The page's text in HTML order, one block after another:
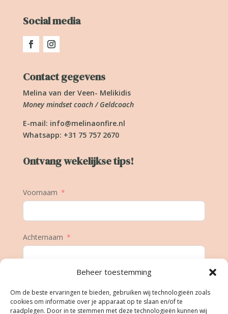
Beheer toestemming
Om de beste ervaringen te bieden, gebruiken wij technologieën zoals
cookies om informatie over je apparaat op te slaan en/of te
raadplegen. Door in te stemmen met deze technologieën kunnen wij
Social media
Contact gegevens
Melina van der Veen- Melikidis
Money mindset coach / Geldcoach
E-mail: info@melinaonfire.nl
Whatsapp: +31 75 757 2670
Ontvang wekelijkse tips!
Voornaam
Achternaam